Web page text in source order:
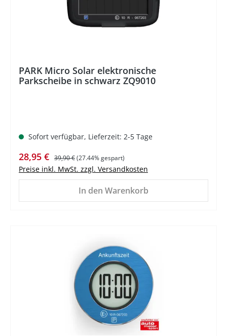
PARK Micro Solar elektronische
Parkscheibe in schwarz ZQ9010
Sofort verfügbar, Lieferzeit: 2-5 Tage
Verkaufspreis:
28,95 € Regulärer Preis:
39,90 €(27.44% gespart)
Preise inkl. MwSt. zzgl. Versandkosten
In den Warenkorb